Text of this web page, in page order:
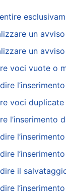
un
un
voci vuote o
voci
l’inserimento
il